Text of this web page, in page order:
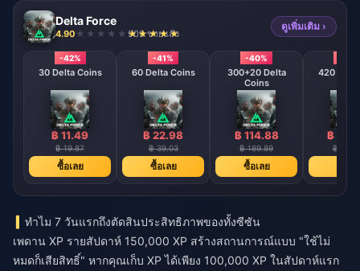
Delta Force
4.90 909 ขายแล้ว
ดูเพิ่มเติม ›
-42%
30 Delta Coins
฿ 11.49
฿ 19.87
ซื้อเลย
-41%
60 Delta Coins
฿ 22.98
฿ 39.03
ซื้อเลย
-40%
300+20 Delta
Coins
฿ 114.88
฿ 189.89
ซื้อเลย
420 + 40
฿
฿
ทำไม 7 วันแรกถึงตัดสินประสิทธิภาพของทั้งซีซัน
เพดาน XP รายสัปดาห์ 150,000 XP สร้างสถานการณ์แบบ "ใช้ไม่
หมดก็เสียสิทธิ์" หากคุณเก็บ XP ได้เพียง 100,000 XP ในสัปดาห์แรก